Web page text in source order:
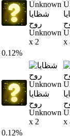
شظايا
روح
Unknown
x 2
x
0.12%
شظايا
روح
Unknown
x 2
x
0.12%